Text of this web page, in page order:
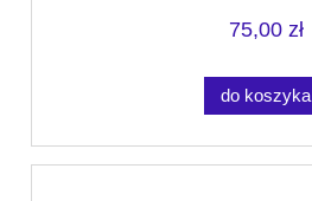
75,00 zł
do koszyka